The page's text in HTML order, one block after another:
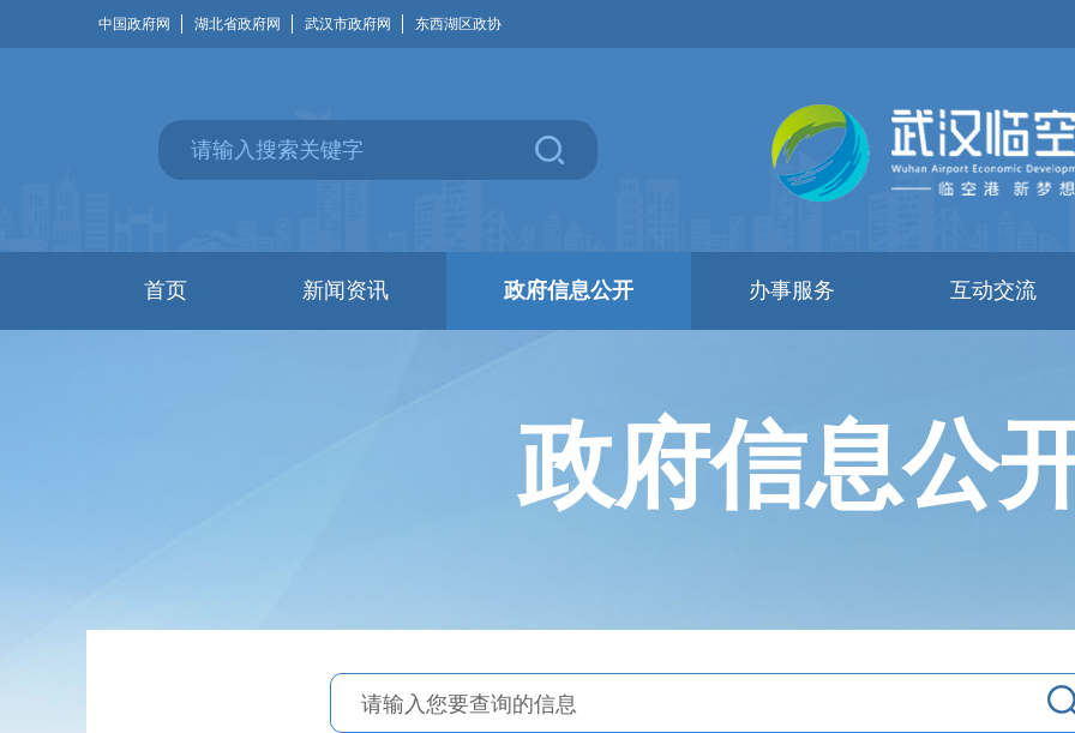
中国政府网 湖北省政府网 武汉市政府网 东西湖区政协
首页 新闻资讯 政府信息公开 办事服务 互动交流
政府信息公